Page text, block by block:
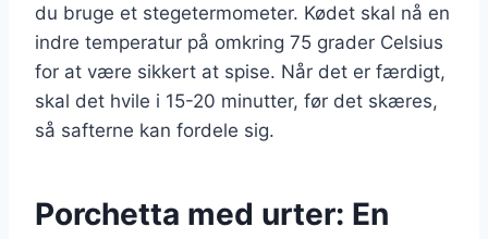
du bruge et stegetermometer. Kødet skal nå en
indre temperatur på omkring 75 grader Celsius
for at være sikkert at spise. Når det er færdigt,
skal det hvile i 15-20 minutter, før det skæres,
så safterne kan fordele sig.
Porchetta med urter: En